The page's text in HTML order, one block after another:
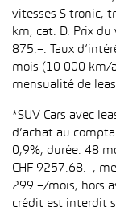
vitesses S tronic,
km, cat. D. Prix
875.–. Taux
mois (10 000 km/
mensualité de
*SUV Cars avec
d’achat au
0,9%, durée: 48
CHF 9257.68.–,
299.–/mois, hors
crédit est interdit